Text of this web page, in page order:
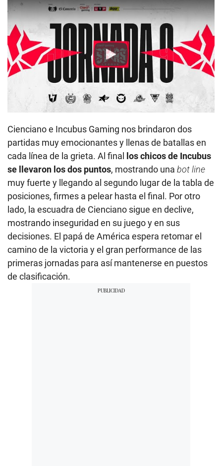
Play
Cienciano e Incubus Gaming nos brindaron dos
partidas muy emocionantes y llenas de batallas en
cada línea de la grieta. Al final
los chicos de Incubus
se llevaron los dos puntos, mostrando una bot line
muy fuerte y llegando al segundo lugar de la tabla de
posiciones, firmes a pelear hasta el final. Por otro
lado, la escuadra de Cienciano sigue en declive,
mostrando inseguridad en su juego y en sus
decisiones. El papá de América espera retomar el
camino de la victoria y el gran performance de las
primeras jornadas para así mantenerse en puestos
de clasificación.